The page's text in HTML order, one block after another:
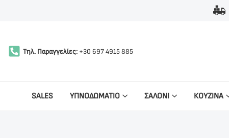
Τηλ. Παραγγελίες: +30 697 4915 885
SALES ΥΠΝΟΔΩΜΑΤΙΟ ΣΑΛΟΝΙ ΚΟΥΖΙΝΑ